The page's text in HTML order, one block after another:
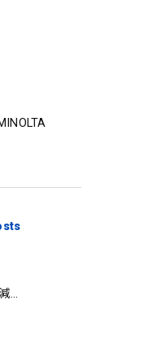
コスト削減と視認性アップを両立する印刷術 SM